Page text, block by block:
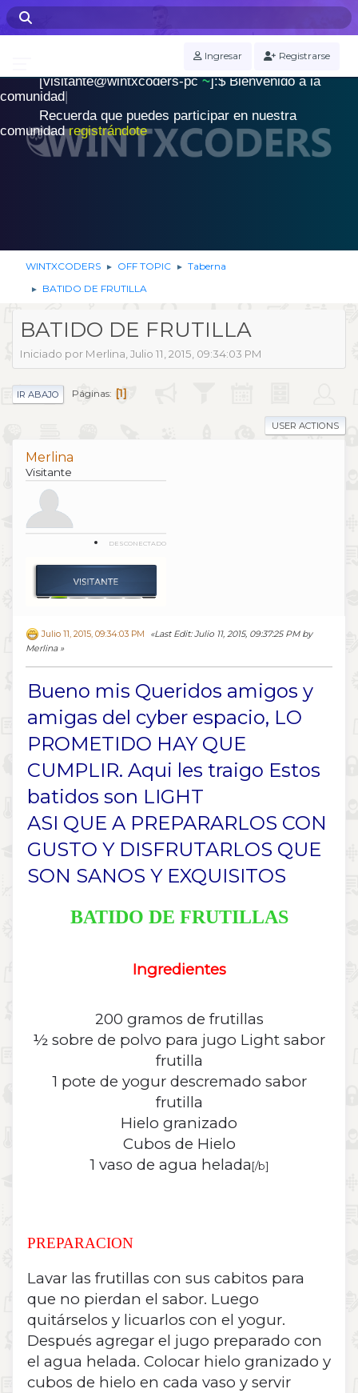
Ingresar Registrarse
WINTXCODERS Terminal
[visitante@wintxcoders-pc~]:$ .
Bienvenido a la
comunidad|
Recuerda que puedes participar en nuestra
comunidadregistrándote
WINTXCODERS ► OFF TOPIC ► Taberna
► BATIDO DE FRUTILLA
BATIDO DE FRUTILLA
Iniciado por Merlina, Julio 11, 2015, 09:34:03 PM
IR ABAJO Páginas 1
USER ACTIONS
Merlina
Visitante
DESCONECTADO
Julio 11, 2015, 09:34:03 PM Last Edit: Julio 11, 2015, 09:37:25 PM by
Merlina
Bueno mis Queridos amigos y
amigas del cyber espacio, LO
PROMETIDO HAY QUE
CUMPLIR. Aqui les traigo Estos
batidos son LIGHT
ASI QUE A PREPARARLOS CON
GUSTO Y DISFRUTARLOS QUE
SON SANOS Y EXQUISITOS
BATIDO DE FRUTILLAS
Ingredientes
200 gramos de frutillas
½ sobre de polvo para jugo Light sabor
frutilla
1 pote de yogur descremado sabor
frutilla
Hielo granizado
Cubos de Hielo
1 vaso de agua helada[/b]
PREPARACION
Lavar las frutillas con sus cabitos para
que no pierdan el sabor. Luego
quitárselos y licuarlos con el yogur.
Después agregar el jugo preparado con
el agua helada. Colocar hielo granizado y
cubos de hielo en cada vaso y servir